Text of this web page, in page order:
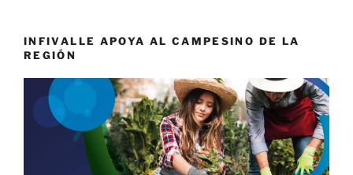
INFIVALLE APOYA AL CAMPESINO DE LA
REGIÓN